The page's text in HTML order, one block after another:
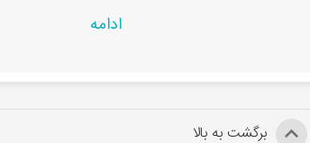
ادامه
برگشت به بالا